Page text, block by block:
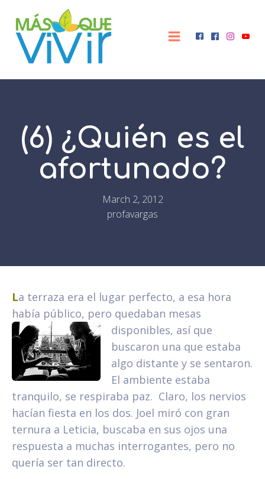
(6) ¿Quién es el
afortunado?
March 2, 2012
profavargas
La terraza era el lugar perfecto, a esa hora
había público, pero quedaban mesas
disponibles, así que
buscaron una que estaba
algo distante y se sentaron.
El ambiente estaba
tranquilo, se respiraba paz. Claro, los nervios
hacían fiesta en los dos. Joel miró con gran
ternura a Leticia, buscaba en sus ojos una
respuesta a muchas interrogantes, pero no
quería ser tan directo.